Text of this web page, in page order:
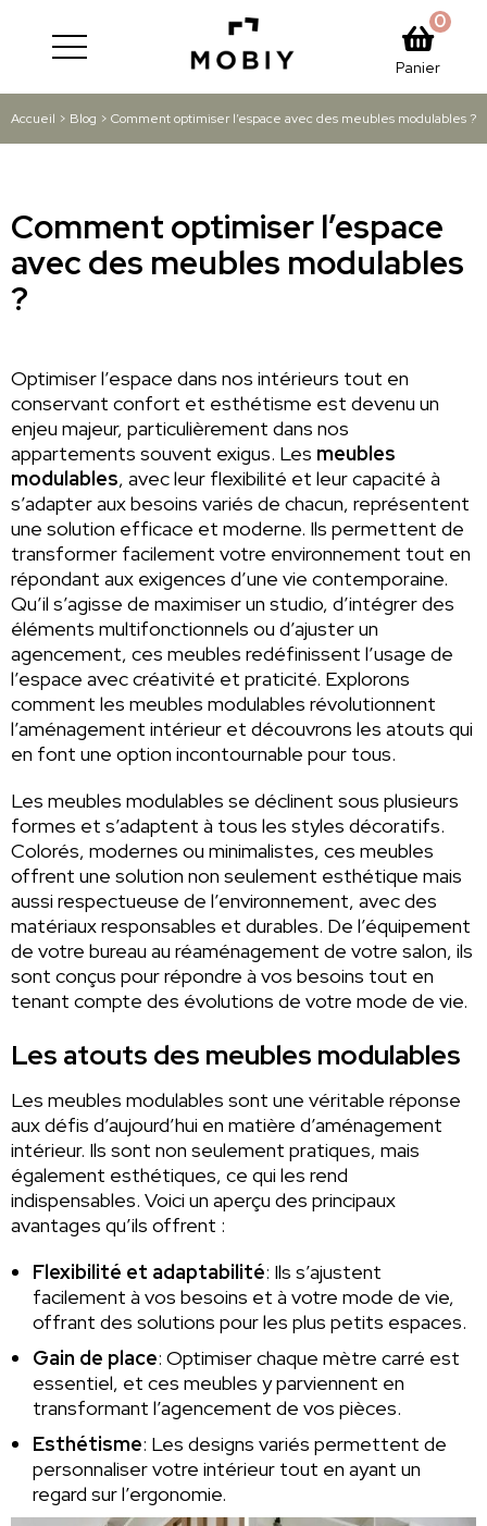
Panier
0
Accueil > Blog > Comment optimiser l’espace avec des meubles modulables ?
Comment optimiser l’espace
avec des meubles modulables
?
Optimiser l’espace dans nos intérieurs tout en
conservant confort et esthétisme est devenu un
enjeu majeur, particulièrement dans nos
appartements souvent exigus. Les meubles
modulables, avec leur flexibilité et leur capacité à
s’adapter aux besoins variés de chacun, représentent
une solution efficace et moderne. Ils permettent de
transformer facilement votre environnement tout en
répondant aux exigences d’une vie contemporaine.
Qu’il s’agisse de maximiser un studio, d’intégrer des
éléments multifonctionnels ou d’ajuster un
agencement, ces meubles redéfinissent l’usage de
l’espace avec créativité et praticité. Explorons
comment les meubles modulables révolutionnent
l’aménagement intérieur et découvrons les atouts qui
en font une option incontournable pour tous.
Les meubles modulables se déclinent sous plusieurs
formes et s’adaptent à tous les styles décoratifs.
Colorés, modernes ou minimalistes, ces meubles
offrent une solution non seulement esthétique mais
aussi respectueuse de l’environnement, avec des
matériaux responsables et durables. De l’équipement
de votre bureau au réaménagement de votre salon, ils
sont conçus pour répondre à vos besoins tout en
tenant compte des évolutions de votre mode de vie.
Les atouts des meubles modulables
Les meubles modulables sont une véritable réponse
aux défis d’aujourd’hui en matière d’aménagement
intérieur. Ils sont non seulement pratiques, mais
également esthétiques, ce qui les rend
indispensables. Voici un aperçu des principaux
avantages qu’ils offrent :
Flexibilité et adaptabilité: Ils s’ajustent
facilement à vos besoins et à votre mode de vie,
offrant des solutions pour les plus petits espaces.
Gain de place: Optimiser chaque mètre carré est
essentiel, et ces meubles y parviennent en
transformant l’agencement de vos pièces.
Esthétisme: Les designs variés permettent de
personnaliser votre intérieur tout en ayant un
regard sur l’ergonomie.